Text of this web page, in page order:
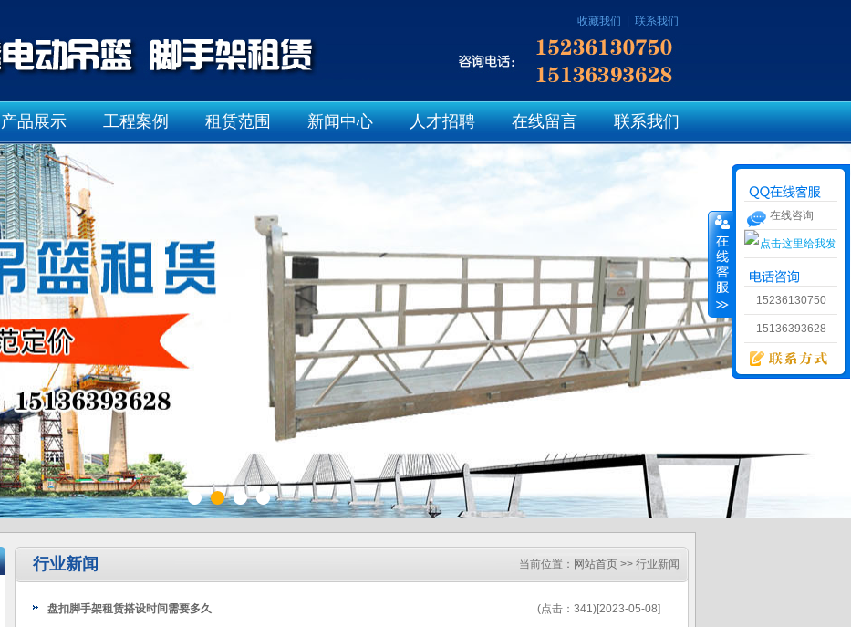
收藏我们 联系我们
产品展示 工程案例 租赁范围 新闻中心 人才招聘 在线留言 联系我们
行业新闻 当前位置： 网站首页 >> 行业新闻
(点击：341)[2023-05-08]
盘扣脚手架租赁搭设时间需要多久
在线咨询
15236130750
15136393628